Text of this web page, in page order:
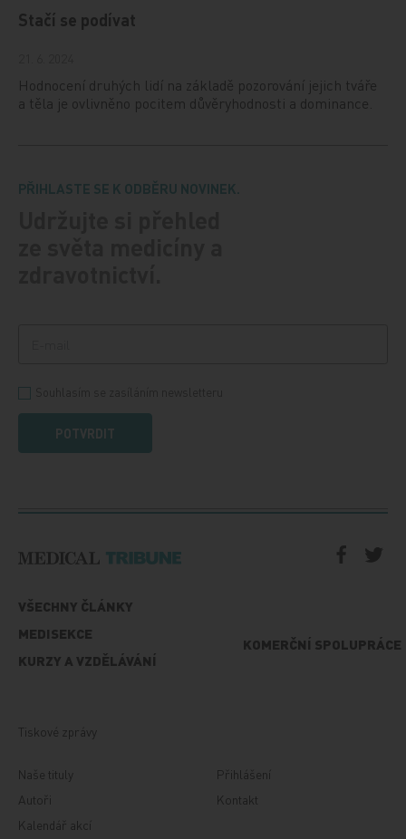
Stačí se podívat
Hodnocení druhých lidí na základě pozorování jejich tváře
a těla je ovlivněno pocitem důvěryhodnosti a dominance.
PŘIHLASTE SE K ODBĚRU NOVINEK.
POTVRDIT
VŠECHNY ČLÁNKY
MEDISEKCE
KURZY A VZDĚLÁVÁNÍ
KOMERČNÍ SPOLUPRÁCE
Tiskové zprávy
Naše tituly
Autoři
Kalendář akcí
Přihlášení
Kontakt